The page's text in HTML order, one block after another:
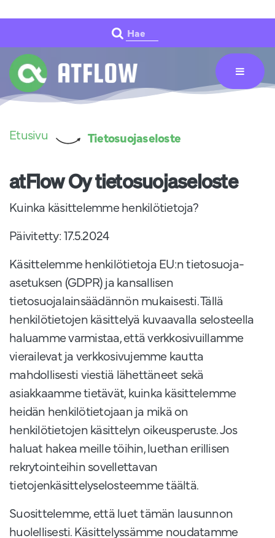
Hae
Etusivu Tietosuojaseloste
atFlow Oy tietosuojaseloste
Kuinka käsittelemme henkilötietoja?
Päivitetty: 17.5.2024
Käsittelemme henkilötietoja EU:n tietosuoja-
asetuksen (GDPR) ja kansallisen
tietosuojalainsäädännön mukaisesti. Tällä
henkilötietojen käsittelyä kuvaavalla selosteella
haluamme varmistaa, että verkkosivuillamme
vierailevat ja verkkosivujemme kautta
mahdollisesti viestiä lähettäneet sekä
asiakkaamme tietävät, kuinka käsittelemme
heidän henkilötietojaan ja mikä on
henkilötietojen käsittelyn oikeusperuste. Jos
haluat hakea meille töihin, luethan erillisen
rekrytointeihin sovellettavan
tietojenkäsittelyselosteemme täältä.
Suosittelemme, että luet tämän lausunnon
huolellisesti. Käsittelyssämme noudatamme